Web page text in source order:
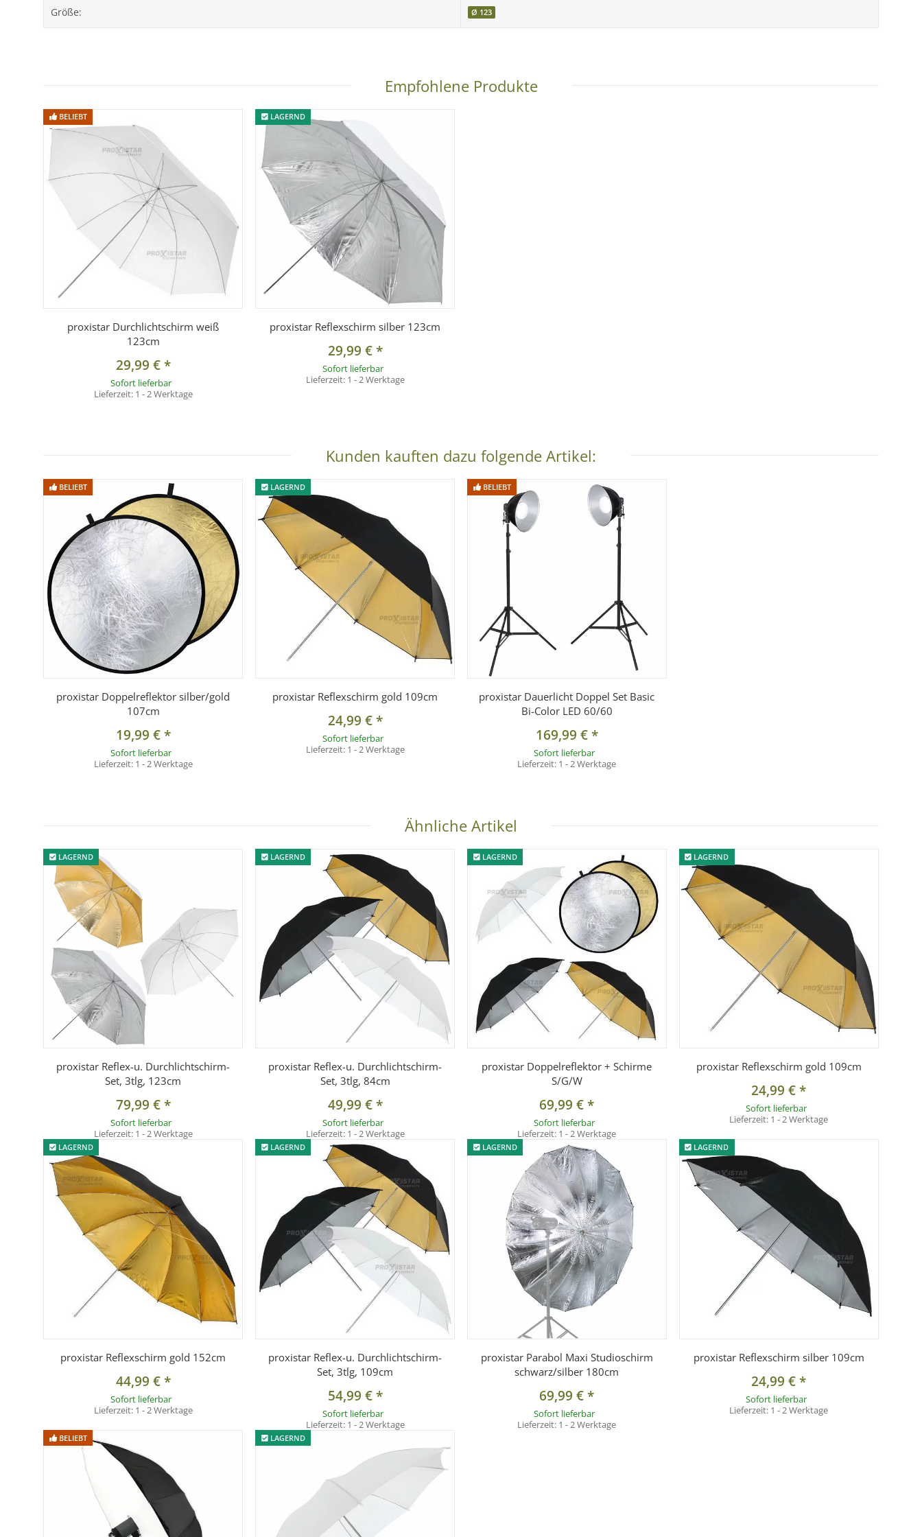
Größe: Ø 123
Empfohlene Produkte
BELIEBT
proxistar Durchlichtschirm weiß
123cm
29,99 €*
Sofort lieferbar
Lieferzeit: 1 - 2 Werktage
LAGERND
proxistar Reflexschirm silber 123cm
29,99 €*
Sofort lieferbar
Lieferzeit: 1 - 2 Werktage
Kunden kauften dazu folgende Artikel:
BELIEBT
proxistar Doppelreflektor silber/gold
107cm
19,99 €*
Sofort lieferbar
Lieferzeit: 1 - 2 Werktage
LAGERND
proxistar Reflexschirm gold 109cm
24,99 €*
Sofort lieferbar
Lieferzeit: 1 - 2 Werktage
BELIEBT
proxistar Dauerlicht Doppel Set Basic
Bi-Color LED 60/60
169,99 €*
Sofort lieferbar
Lieferzeit: 1 - 2 Werktage
Ähnliche Artikel
LAGERND
proxistar Reflex-u. Durchlichtschirm-
Set, 3tlg, 123cm
79,99 €*
Sofort lieferbar
Lieferzeit: 1 - 2 Werktage
LAGERND
proxistar Reflex-u. Durchlichtschirm-
Set, 3tlg, 84cm
49,99 €*
Sofort lieferbar
Lieferzeit: 1 - 2 Werktage
LAGERND
proxistar Doppelreflektor + Schirme
S/G/W
69,99 €*
Sofort lieferbar
Lieferzeit: 1 - 2 Werktage
LAGERND
proxistar Reflexschirm gold 109cm
24,99 €*
Sofort lieferbar
Lieferzeit: 1 - 2 Werktage
LAGERND
proxistar Reflexschirm gold 152cm
44,99 €*
Sofort lieferbar
Lieferzeit: 1 - 2 Werktage
LAGERND
proxistar Reflex-u. Durchlichtschirm-
Set, 3tlg, 109cm
54,99 €*
Sofort lieferbar
Lieferzeit: 1 - 2 Werktage
LAGERND
proxistar Parabol Maxi Studioschirm
schwarz/silber 180cm
69,99 €*
Sofort lieferbar
Lieferzeit: 1 - 2 Werktage
LAGERND
proxistar Reflexschirm silber 109cm
24,99 €*
Sofort lieferbar
Lieferzeit: 1 - 2 Werktage
BELIEBT LAGERND